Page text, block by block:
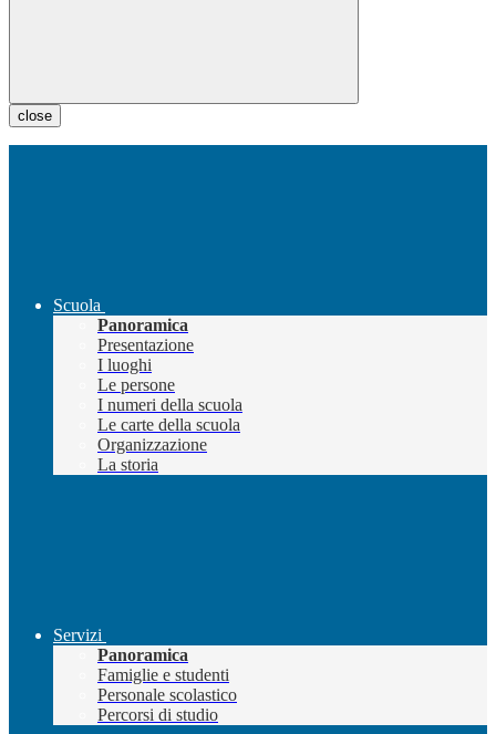
close
Scuola
Panoramica
Presentazione
I luoghi
Le persone
I numeri della scuola
Le carte della scuola
Organizzazione
La storia
Servizi
Panoramica
Famiglie e studenti
Personale scolastico
Percorsi di studio